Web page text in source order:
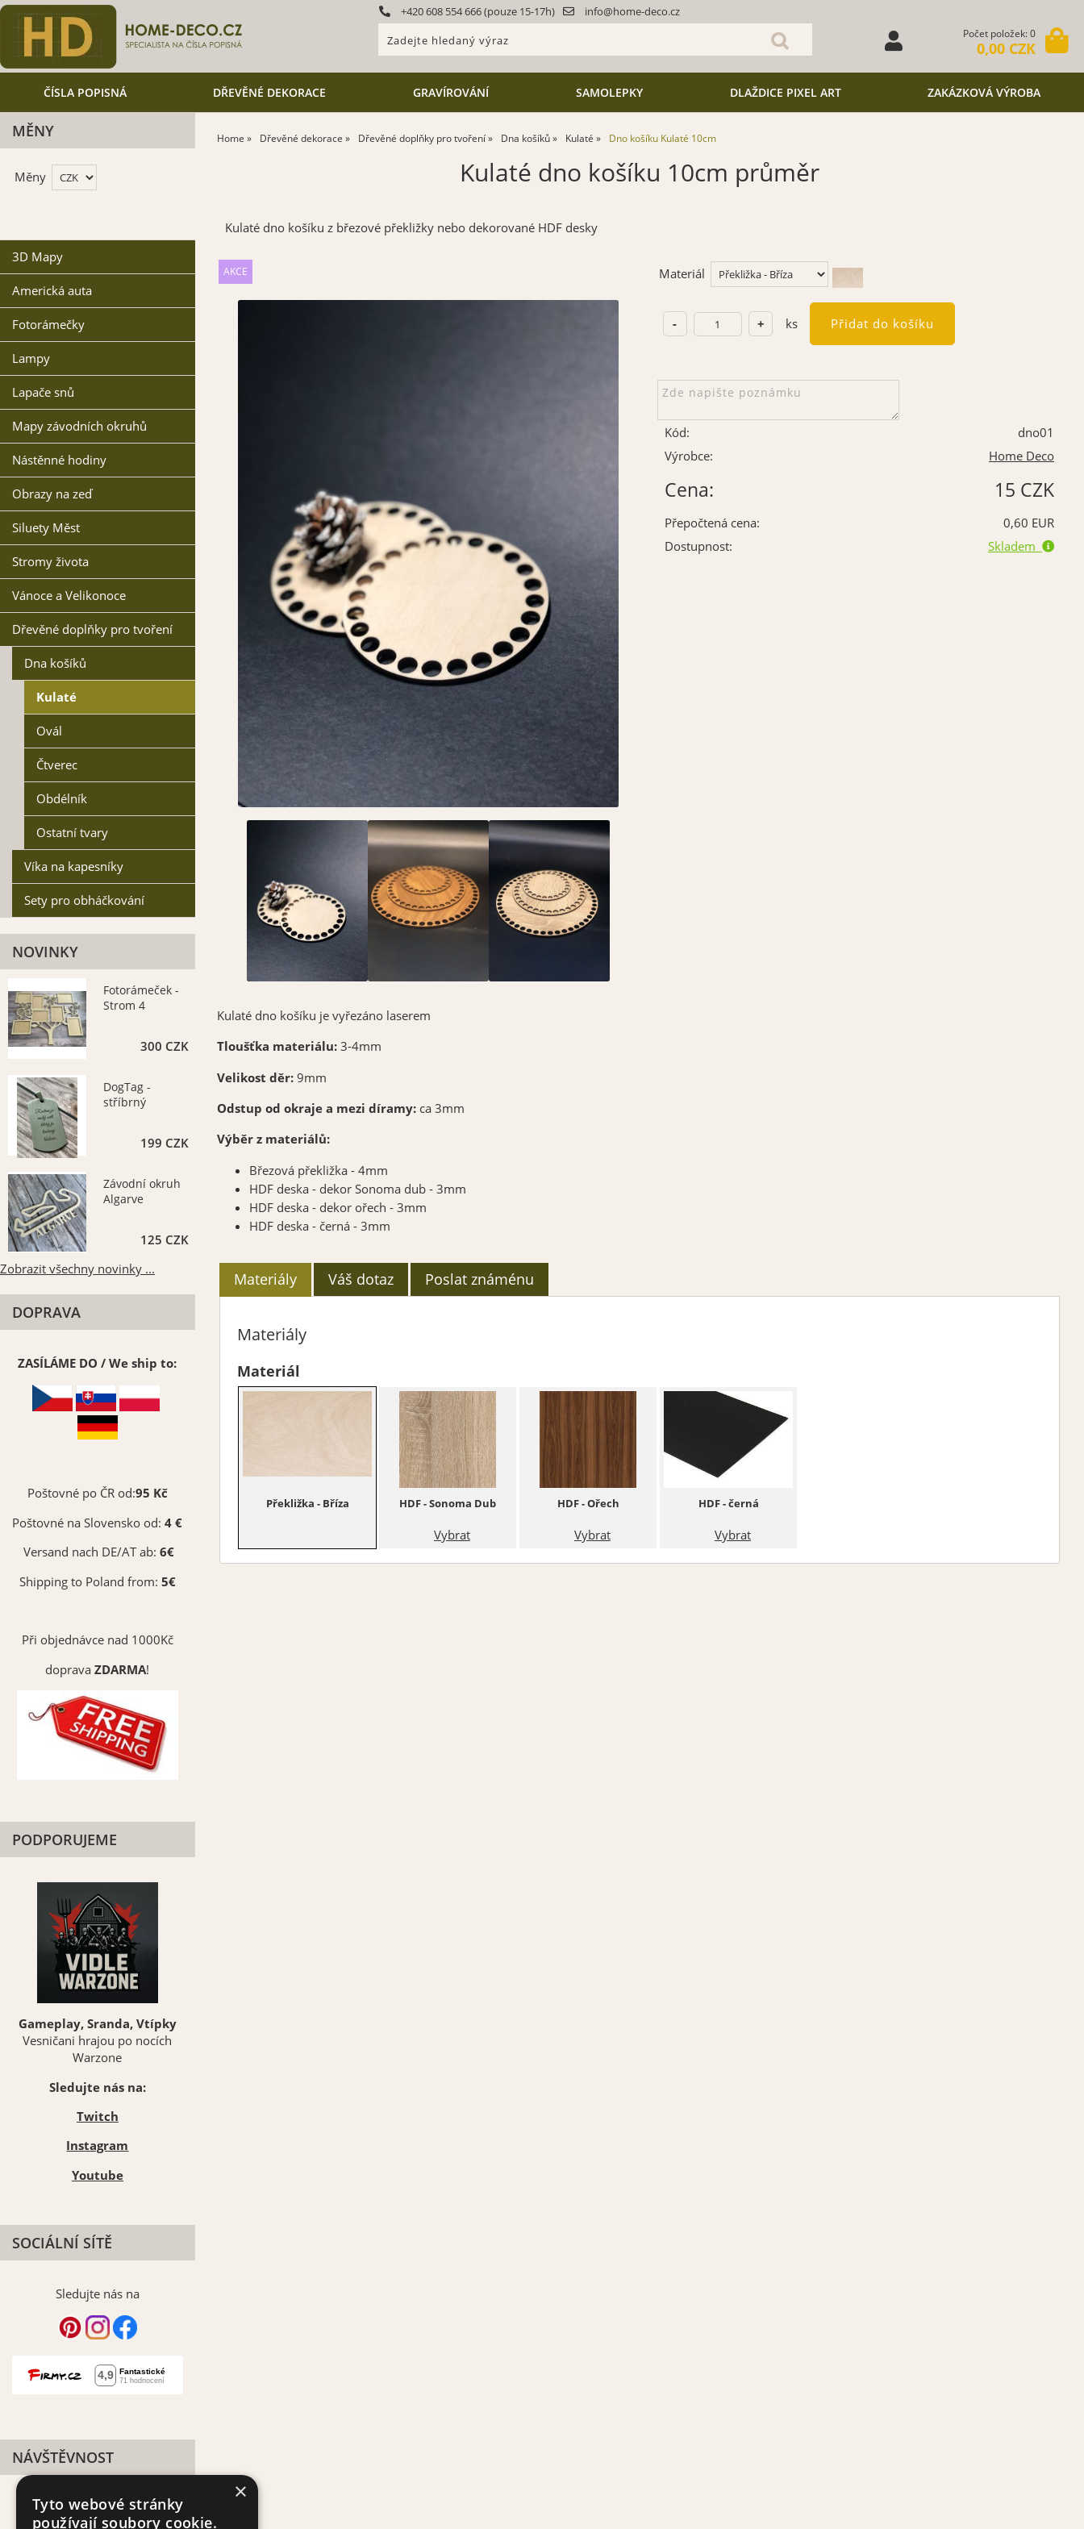
+420 608 554 666 (pouze 15-17h) info@home-deco.cz
Počet položek: 0
0,00 CZK
ČÍSLA POPISNÁ DŘEVĚNÉ DEKORACE GRAVÍROVÁNÍ SAMOLEPKY DLAŽDICE PIXEL ART ZAKÁZKOVÁ VÝROBA
Home Dřevěné dekorace Dřevěné doplňky pro tvoření Dna košíků Kulaté Dno košíku Kulaté 10cm
Kulaté dno košíku 10cm průměr
Kulaté dno košíku z březové překližky nebo dekorované HDF desky
Materiál
ks
Kód:
dno01
Výrobce:
Home Deco
Cena: 15 CZK
Přepočtená cena:
0,60 EUR
Dostupnost:
Skladem
Kulaté dno košíku je vyřezáno laserem
Tloušťka materiálu:3-4mm
Velikost děr:9mm
Odstup od okraje a mezi díramy:ca 3mm
Výběr z materiálů:
Březová překližka - 4mm
HDF deska - dekor Sonoma dub - 3mm
HDF deska - dekor ořech - 3mm
HDF deska - černá - 3mm
Materiály Váš dotaz Poslat známénu
Materiály
Materiál
Překližka - Bříza HDF - Sonoma Dub
Vybrat
HDF - Ořech
Vybrat
HDF - černá
Vybrat
MĚNY
Měny
3D Mapy
Americká auta
Fotorámečky
Lampy
Lapače snů
Mapy závodních okruhů
Nástěnné hodiny
Obrazy na zeď
Siluety Měst
Stromy života
Vánoce a Velikonoce
Dřevěné doplňky pro tvoření
Dna košíků
Kulaté
Ovál
Čtverec
Obdélník
Ostatní tvary
Víka na kapesníky
Sety pro obháčkování
NOVINKY
Fotorámeček -
Strom 4
300 CZK
DogTag -
stříbrný
199 CZK
Závodní okruh
Algarve
125 CZK
Zobrazit všechny novinky ...
DOPRAVA
ZASÍLÁME DO / We ship to:
Poštovné po ČR od:95 Kč
Poštovné na Slovensko od:4 €
Versand nach DE/AT ab:6€
Shipping to Poland from: 5€
Při objednávce nad 1000Kč
dopravaZDARMA!
PODPORUJEME
Gameplay, Sranda, Vtípky
Vesničani hrajou po nocích
Warzone
Sledujte nás na:
Twitch
Instagram
Youtube
SOCIÁLNÍ SÍTĚ
Sledujte nás na
NÁVŠTĚVNOST
×
Tyto webové stránky
používají soubory cookie.